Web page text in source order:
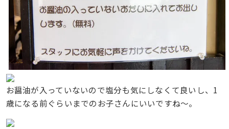
お醤油が入っていないので塩分も気にしなくて良いし、1
歳になる前ぐらいまでのお子さんにいいですね〜。